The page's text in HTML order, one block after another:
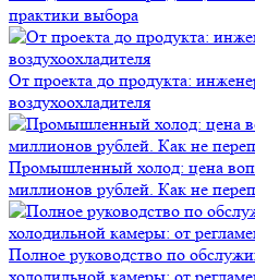
практики выбора
От проекта до продукта:
воздухоохладителя
Промышленный холод: цена
миллионов рублей. Как не
Полное руководство по